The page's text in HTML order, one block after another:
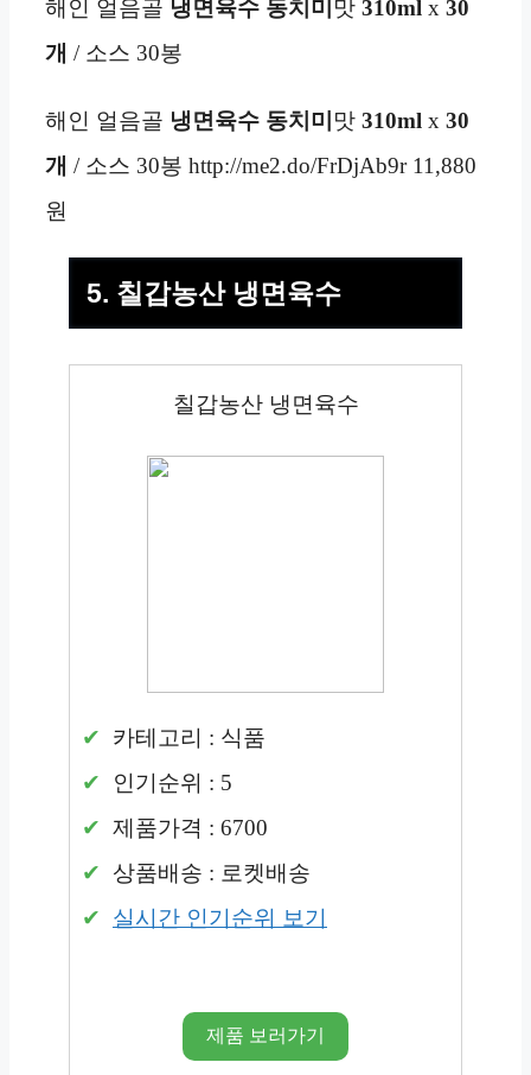
해인 얼음골 냉면육수 동치미 맛 310ml x 30
개 / 소스 30봉
해인 얼음골 냉면육수 동치미 맛 310ml x 30
개 / 소스 30봉 http://me2.do/FrDjAb9r 11,880
원
5. 칠갑농산 냉면육수
칠갑농산 냉면육수
카테고리 : 식품
인기순위 : 5
제품가격 : 6700
상품배송 : 로켓배송
실시간 인기순위 보기
제품 보러가기